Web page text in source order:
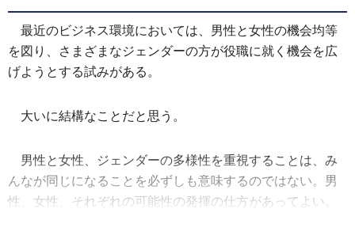
最近のビジネス環境においては、男性と女性の機会均等
を図り、さまざまなジェンダーの方が役職に就く機会を広
げようとする試みがある。
大いに結構なことだと思う。
男性と女性、ジェンダーの多様性を重視することは、み
んなが同じになることを必ずしも意味するのではない。男
性、女性、それぞれの可能性の発揮の仕方があってよい。